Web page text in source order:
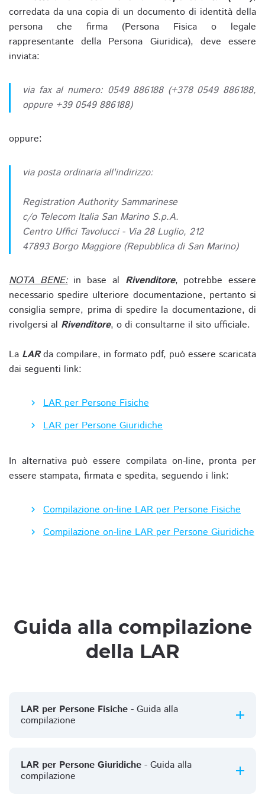
corredata da una copia di un documento di identità della
persona che firma (Persona Fisica o legale
rappresentante della Persona Giuridica), deve essere
inviata:
via fax al numero: 0549 886188 (+378 0549 886188,
oppure +39 0549 886188)
oppure:
via posta ordinaria all'indirizzo:
Registration Authority Sammarinese
c/o Telecom Italia San Marino S.p.A.
Centro Uffici Tavolucci - Via 28 Luglio, 212
47893 Borgo Maggiore (Repubblica di San Marino)
NOTA BENE:in base al Rivenditore, potrebbe essere
necessario spedire ulteriore documentazione, pertanto si
consiglia sempre, prima di spedire la documentazione, di
rivolgersi al Rivenditore, o di consultarne il sito ufficiale.
La LARda compilare, in formato pdf, può essere scaricata
dai seguenti link:
LAR per Persone Fisiche
LAR per Persone Giuridiche
In alternativa può essere compilata on-line, pronta per
essere stampata, firmata e spedita, seguendo i link:
Compilazione on-line LAR per Persone Fisiche
Compilazione on-line LAR per Persone Giuridiche
Guida alla compilazione
della LAR
LAR per Persone Fisiche - Guida alla
compilazione
LAR per Persone Giuridiche - Guida alla
compilazione